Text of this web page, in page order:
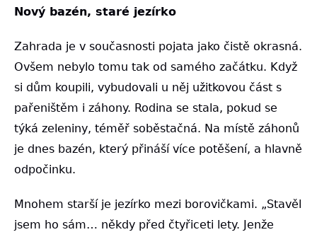
Nový bazén, staré jezírko
Zahrada je v současnosti pojata jako čistě okrasná.
Ovšem nebylo tomu tak od samého začátku. Když
si dům koupili, vybudovali u něj užitkovou část s
pařeništěm i záhony. Rodina se stala, pokud se
týká zeleniny, téměř soběstačná. Na místě záhonů
je dnes bazén, který přináší více potěšení, a hlavně
odpočinku.
Mnohem starší je jezírko mezi borovičkami. „Stavěl
jsem ho sám… někdy před čtyřiceti lety. Jenže